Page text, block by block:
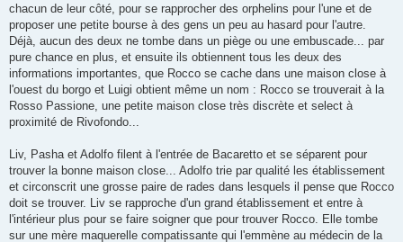
chacun de leur côté, pour se rapprocher des orphelins pour l'une et de
proposer une petite bourse à des gens un peu au hasard pour l'autre.
Déjà, aucun des deux ne tombe dans un piège ou une embuscade... par
pure chance en plus, et ensuite ils obtiennent tous les deux des
informations importantes, que Rocco se cache dans une maison close à
l'ouest du borgo et Luigi obtient même un nom : Rocco se trouverait à la
Rosso Passione, une petite maison close très discrète et select à
proximité de Rivofondo...
Liv, Pasha et Adolfo filent à l'entrée de Bacaretto et se séparent pour
trouver la bonne maison close... Adolfo trie par qualité les établissement
et circonscrit une grosse paire de rades dans lesquels il pense que Rocco
doit se trouver. Liv se rapproche d'un grand établissement et entre à
l'intérieur plus pour se faire soigner que pour trouver Rocco. Elle tombe
sur une mère maquerelle compatissante qui l'emmène au médecin de la